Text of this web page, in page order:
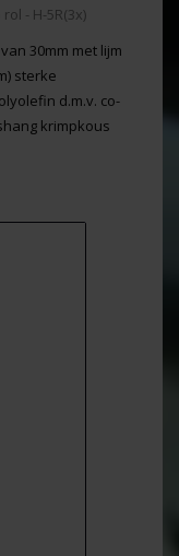
- H-5R(3x)
30mm met lijm
sterke
d.m.v. co-
krimpkous